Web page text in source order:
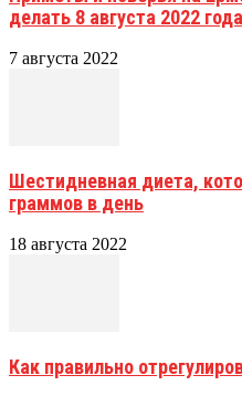
делать 8 августа 2022 года
7 августа 2022
Шестидневная диета,
граммов в день
18 августа 2022
Как правильно